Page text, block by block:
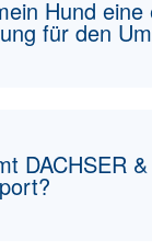
Hund eine
für den
ist
DACHSER